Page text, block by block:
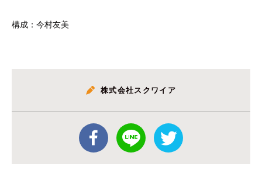
構成：今村友美
株式会社スクワイア